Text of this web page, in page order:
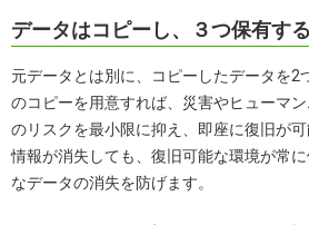
データはコピーし、３つ保有する
元データとは別に、コピーしたデータを2
のコピーを用意すれば、災害やヒューマ
のリスクを最小限に抑え、即座に復旧が
情報が消失しても、復旧可能な環境が常
なデータの消失を防げます。